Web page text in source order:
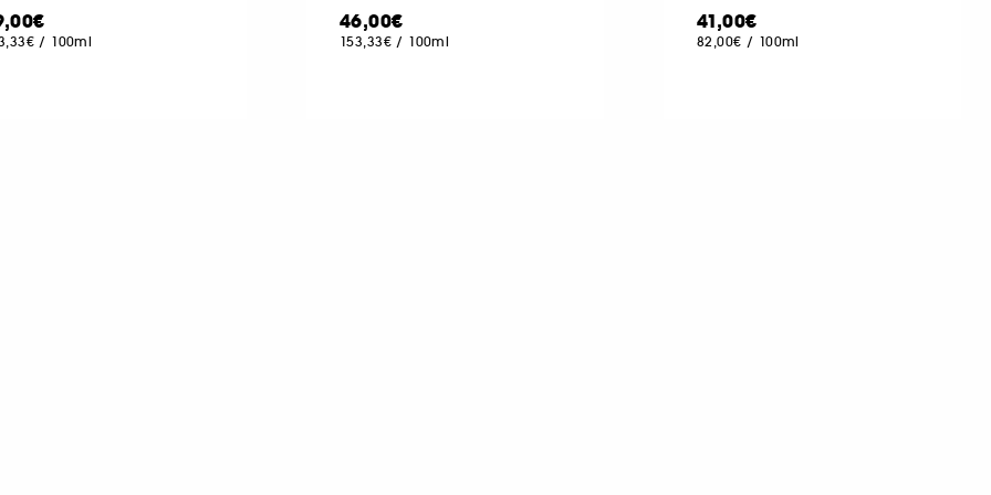
/ 100ml
46,00€
153,33€ / 100ml
41,00€
82,00€ / 100ml